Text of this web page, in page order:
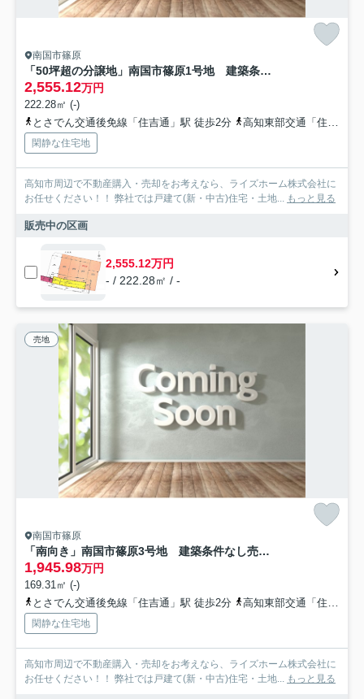
南国市篠原
「50坪超の分譲地」南国市篠原1号地 建築条件なし売土地
2,555.12万円
222.28㎡ (-)
とさでん交通後免線「住吉通」駅 徒歩2分
高知東部交通「住吉通（バス）」バス停下車 徒歩1分
閑静な住宅地
高知市周辺で不動産購入・売却をお考えなら、ライズホーム株式会社に
お任せください！！ 弊社では戸建て(新・中古)住宅・土地... もっと見る
販売中の区画
2,555.12万円
- / 222.28㎡ / -
売地
南国市篠原
「南向き」南国市篠原3号地 建築条件なし売土地
1,945.98万円
169.31㎡ (-)
とさでん交通後免線「住吉通」駅 徒歩2分
高知東部交通「住吉通（バス）」バス停下車 徒歩1分
閑静な住宅地
高知市周辺で不動産購入・売却をお考えなら、ライズホーム株式会社に
お任せください！！ 弊社では戸建て(新・中古)住宅・土地... もっと見る